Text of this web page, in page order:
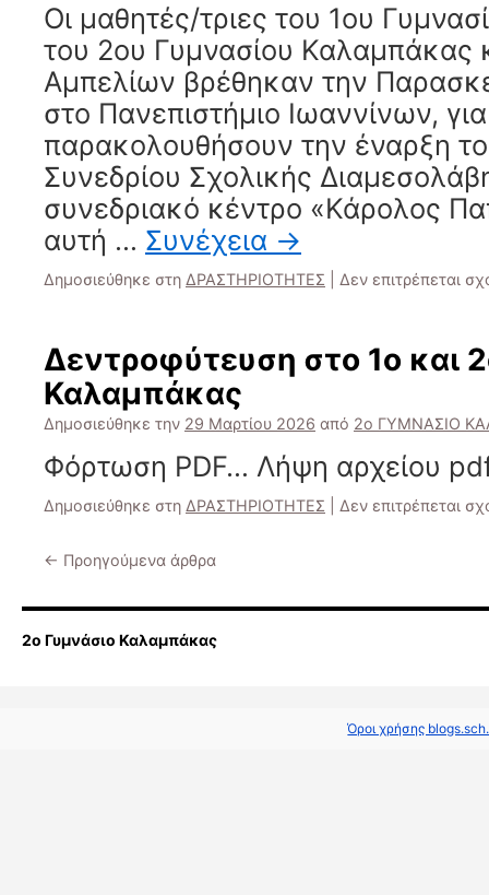
Οι μαθητές/τριες του 1ου
του 2ου Γυμνασίου Καλαμπάκας
Αμπελίων βρέθηκαν την
στο Πανεπιστήμιο Ιωαννίνων,
παρακολουθήσουν την έναρξη
Συνεδρίου Σχολικής
συνεδριακό κέντρο «Κάρολος
αυτή … Συνέχεια →
Δημοσιεύθηκε στη ΔΡΑΣΤΗΡΙΟΤΗΤΕΣ Δεν επιτρέπεται
Δεντροφύτευση στο 1ο και
Καλαμπάκας
Δημοσιεύθηκε την 29 Μαρτίου 2026 από 2ο ΓΥΜΝΑΣΙΟ
Φόρτωση PDF… Λήψη αρχείου
Δημοσιεύθηκε στη ΔΡΑΣΤΗΡΙΟΤΗΤΕΣ Δεν επιτρέπεται
← Προηγούμενα άρθρα
2ο Γυμνάσιο Καλαμπάκας
Όροι χρήσης